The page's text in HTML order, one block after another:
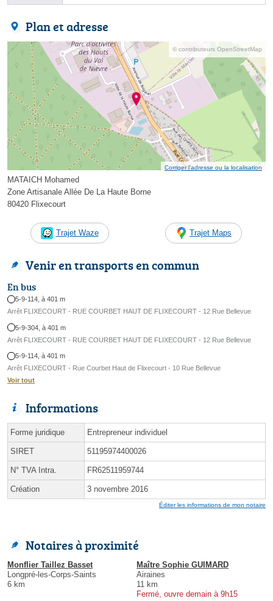
Plan et adresse
© contributeurs OpenStreetMap
Corriger l’adresse ou la localisation
MATAICH Mohamed
Zone Artisanale Allée De La Haute Borne
80420 Flixecourt
Trajet Waze Trajet Maps
Venir en transports en commun
En bus
5-9-114, à 401 m
Arrêt FLIXECOURT - RUE COURBET HAUT DE FLIXECOURT - 12 Rue Bellevue
5-9-304, à 401 m
Arrêt FLIXECOURT - RUE COURBET HAUT DE FLIXECOURT - 12 Rue Bellevue
5-9-114, à 401 m
Arrêt FLIXECOURT - Rue Courbet Haut de Flixecourt - 10 Rue Bellevue
Voir tout
Informations
Forme juridique Entrepreneur individuel
SIRET 51195974400026
N° TVA Intra. FR62511959744
Création 3 novembre 2016
Éditer les informations de mon notaire
Notaires à proximité
Monflier Taillez Basset
Longpré-les-Corps-Saints
6 km
Maître Sophie GUIMARD
Airaines
11 km
Fermé, ouvre demain à 9h15